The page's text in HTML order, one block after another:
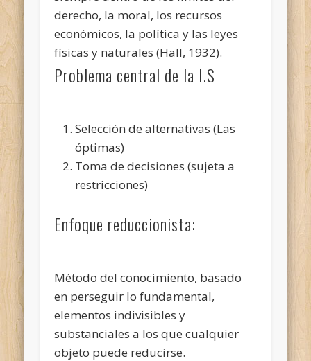
derecho, la moral, los recursos
económicos, la política y las leyes
físicas y naturales (Hall, 1932).
Problema central de la I.S
Selección de alternativas (Las
óptimas)
Toma de decisiones (sujeta a
restricciones)
Enfoque reduccionista:
Método del conocimiento, basado
en perseguir lo fundamental,
elementos indivisibles y
substanciales a los que cualquier
objeto puede reducirse.